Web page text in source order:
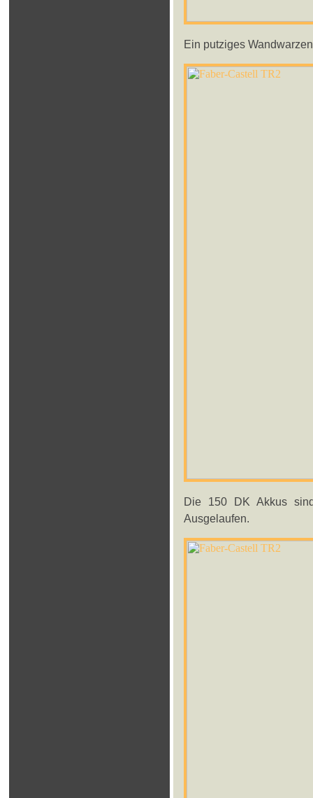
Ein putziges
Die 150 DK Akkus
Ausgelaufen.